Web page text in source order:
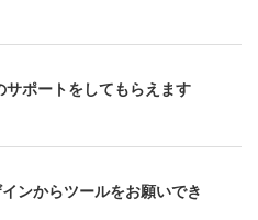
サポートをしてもらえます
ンからツールをお願いでき